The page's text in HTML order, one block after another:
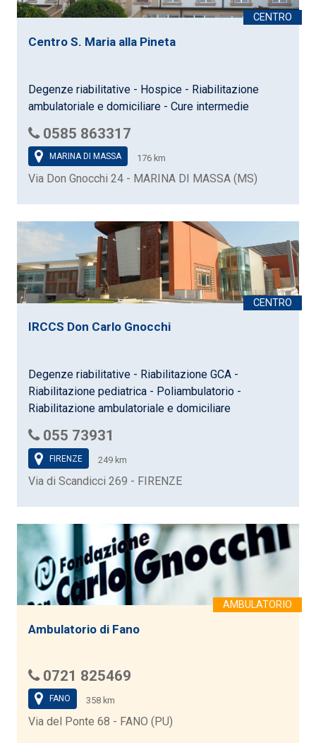
Centro S. Maria alla Pineta
Degenze riabilitative - Hospice - Riabilitazione
ambulatoriale e domiciliare - Cure intermedie
0585 863317
MARINA DI MASSA 176 km
Via Don Gnocchi 24 - MARINA DI MASSA (MS)
IRCCS Don Carlo Gnocchi
Degenze riabilitative - Riabilitazione GCA -
Riabilitazione pediatrica - Poliambulatorio -
Riabilitazione ambulatoriale e domiciliare
055 73931
FIRENZE 249 km
Via di Scandicci 269 - FIRENZE
Ambulatorio di Fano
0721 825469
FANO 358 km
Via del Ponte 68 - FANO (PU)